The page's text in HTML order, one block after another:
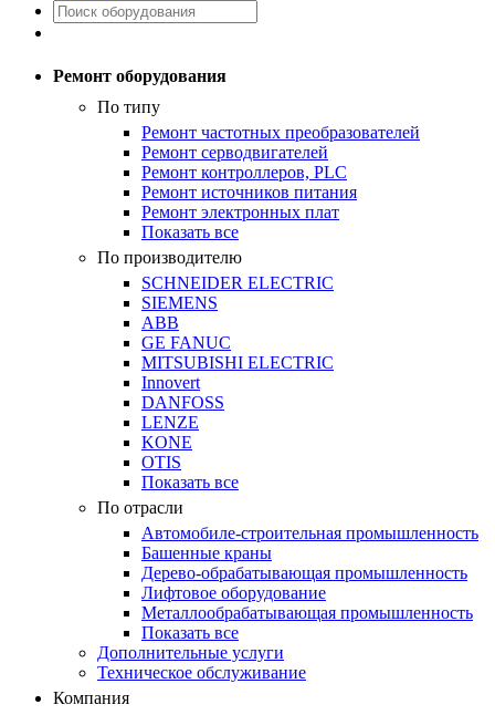
Ремонт оборудования
По типу
Ремонт частотных преобразователей
Ремонт серводвигателей
Ремонт контроллеров, PLC
Ремонт источников питания
Ремонт электронных плат
Показать все
По производителю
SCHNEIDER ELECTRIC
SIEMENS
ABB
GE FANUC
MITSUBISHI ELECTRIC
Innovert
DANFOSS
LENZE
KONE
OTIS
Показать все
По отрасли
Автомобиле-строительная промышленность
Башенные краны
Дерево-обрабатывающая промышленность
Лифтовое оборудование
Металлообрабатывающая промышленность
Показать все
Дополнительные услуги
Техническое обслуживание
Компания